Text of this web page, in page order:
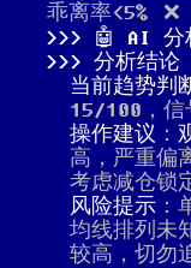
乖离率<5%
❌
🤖 AI 分
分析结论
当前趋势判
15/100，信
操作建议 ：
高，严重偏
考虑减仓锁
风险提示 ：
均线排列未
较高，切勿